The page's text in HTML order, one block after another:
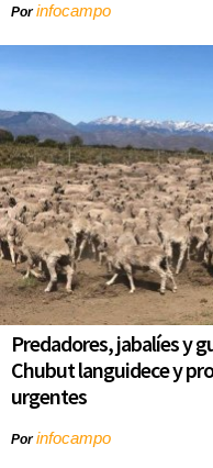
Porinfocampo
Predadores, jabalíes y
Chubut languidece y
urgentes
Porinfocampo